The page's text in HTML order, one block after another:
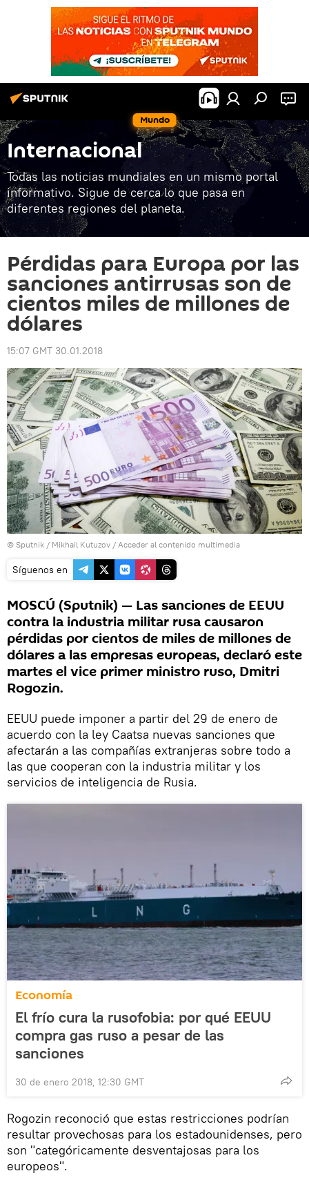
Mundo
Internacional
Todas las noticias mundiales en un mismo portal
informativo. Sigue de cerca lo que pasa en
diferentes regiones del planeta.
Pérdidas para Europa por las
sanciones antirrusas son de
cientos miles de millones de
dólares
15:07 GMT 30.01.2018
© Sputnik / Mikhail Kutuzov / Acceder al contenido multimedia
Síguenos en
MOSCÚ (Sputnik) — Las sanciones de EEUU
contra la industria militar rusa causaron
pérdidas por cientos de miles de millones de
dólares a las empresas europeas, declaró este
martes el vice primer ministro ruso, Dmitri
Rogozin.
EEUU puede imponer a partir del 29 de enero de
acuerdo con la ley Caatsa nuevas sanciones que
afectarán a las compañías extranjeras sobre todo a
las que cooperan con la industria militar y los
servicios de inteligencia de Rusia.
Economía
El frío cura la rusofobia: por qué EEUU
compra gas ruso a pesar de las
sanciones
30 de enero 2018, 12:30 GMT
Rogozin reconoció que estas restricciones podrían
resultar provechosas para los estadounidenses, pero
son "categóricamente desventajosas para los
europeos".